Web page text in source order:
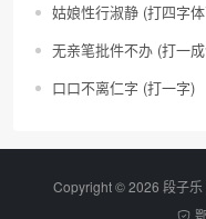
姑娘性行淑静 (打四字
无亲笔批件不办 (打一
口口不离仁字 (打一字)
Copyright © 2026 段子